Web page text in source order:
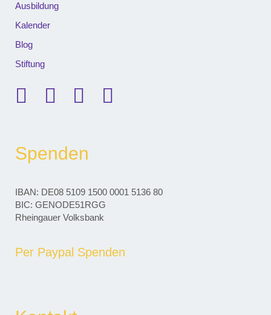
Ausbildung
Kalender
Blog
Stiftung
Spenden
IBAN: DE08 5109 1500 0001 5136 80
BIC: GENODE51RGG
Rheingauer Volksbank
Per Paypal Spenden